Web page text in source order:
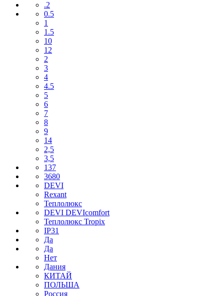
.2
0.5
1
1.5
10
12
2
3
4
4.5
5
6
7
8
9
14
2,5
3,5
137
3680
DEVI
Rexant
Теплолюкс
DEVI DEVIcomfort
Теплолюкс Tropix
IP31
Да
Да
Нет
Дания
КИТАЙ
ПОЛЬША
Россия